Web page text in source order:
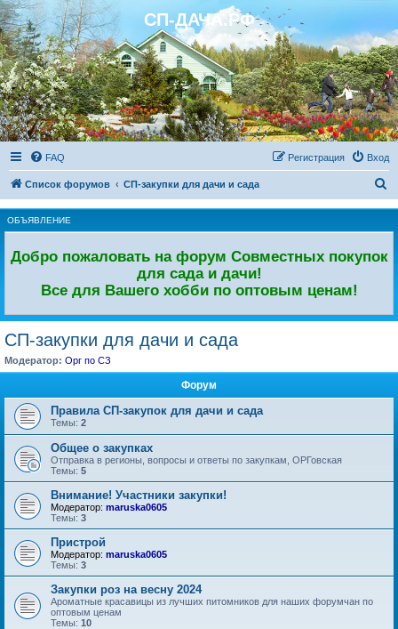
Регистрация СП-ДАЧА.РФ
FAQ Вход
Регистрация
Список форумов СП-закупки для дачи и сада
ОБЪЯВЛЕНИЕ
Добро пожаловать на форум Совместных покупок
для сада и дачи!
Все для Вашего хобби по оптовым ценам!
СП-закупки для дачи и сада
Модератор: Орг по СЗ
Форум
Правила СП-закупок для дачи и сада
Темы: 2
Общее о закупках
Отправка в регионы, вопросы и ответы по закупкам, ОРГовская
Темы: 5
Внимание! Участники закупки!
Модератор: maruska0605
Темы: 3
Пристрой
Модератор: maruska0605
Темы: 3
Закупки роз на весну 2024
Ароматные красавицы из лучших питомников для наших форумчан по
оптовым ценам
Темы: 10